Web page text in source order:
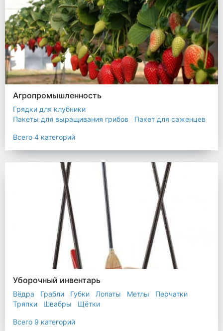
Агропромышленность
Грядки для клубники
Пакеты для выращивания грибов
Пакет для саженцев
Всего 4 категорий
Уборочный инвентарь
Вёдра Грабли Губки Лопаты Метлы
Перчатки
Тряпки
Швабры Щётки
Всего 9 категорий